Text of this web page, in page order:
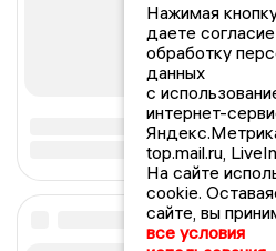
Нажимая
даете
обработку
данных
с
интернет-
top.mail.ru,
На сайте
cookie.
сайте, вы
все условия